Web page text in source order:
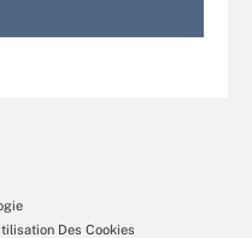
Des Cookies